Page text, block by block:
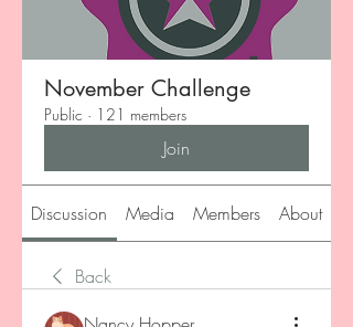
November Challenge
Public · 121 members
Join
Discussion Media Members About
Back